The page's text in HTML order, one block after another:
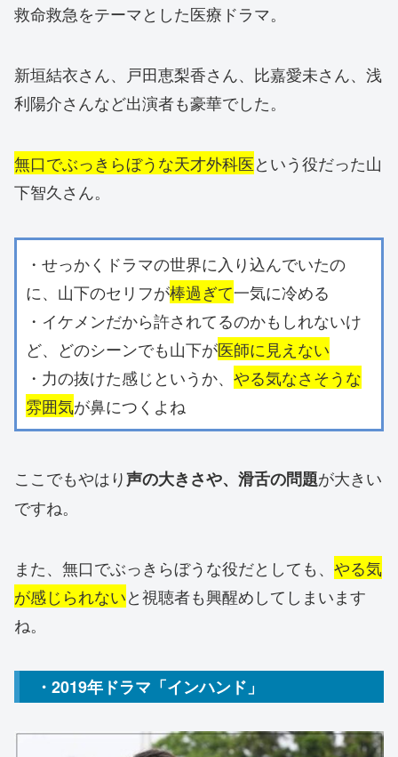
救命救急をテーマとした医療ドラマ。
新垣結衣さん、戸田恵梨香さん、比嘉愛未さん、浅
利陽介さんなど出演者も豪華でした。
無口でぶっきらぼうな天才外科医という役だった山
下智久さん。
・せっかくドラマの世界に入り込んでいたの
に、山下のセリフが棒過ぎて一気に冷める
・イケメンだから許されてるのかもしれないけ
ど、どのシーンでも山下が医師に見えない
・力の抜けた感じというか、 やる気なさそうな
雰囲気が鼻につくよね
ここでもやはり声の大きさや、滑舌の問題が大きい
ですね。
また、無口でぶっきらぼうな役だとしても、 やる気
が感じられないと視聴者も興醒めしてしまいます
ね。
・2019年ドラマ「インハンド」